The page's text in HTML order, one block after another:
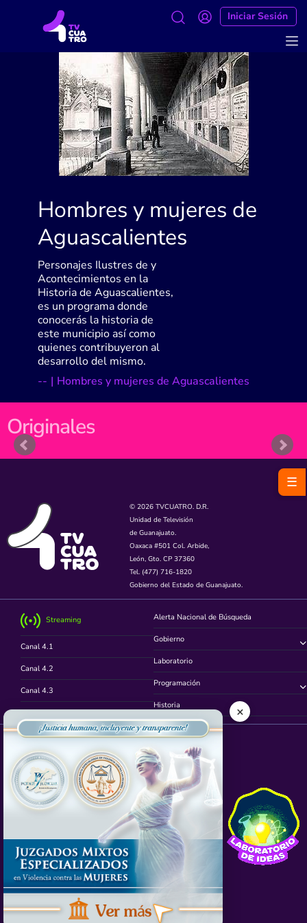
Iniciar Sesión
Hombres y mujeres de
Aguascalientes
Personajes Ilustres de y
Acontecimientos en la
Historia de Aguascalientes,
es un programa donde
conocerás la historia de
este municipio así como
quienes contribuyeron al
desarrollo del mismo.
-- | Hombres y mujeres de Aguascalientes
Originales
© 2026 TVCUATRO. D.R.
Unidad de Televisión
de Guanajuato.
Oaxaca #501 Col. Arbide,
León, Gto. CP 37360
Tel. (477) 716-1820
Gobierno del Estado de Guanajuato.
Streaming
Canal 4.1
Canal 4.2
Canal 4.3
Canal 4.4
Alerta Nacional de Búsqueda
Gobierno
Laboratorio
Programación
Historia
Síguenos en
App TVCUATRO
☰
×